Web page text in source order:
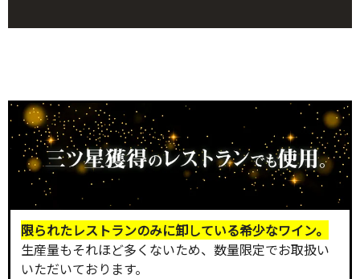
限られたレストランのみに卸している希少なワイン。
生産量もそれほど多くないため、数量限定でお取扱い
いただいております。